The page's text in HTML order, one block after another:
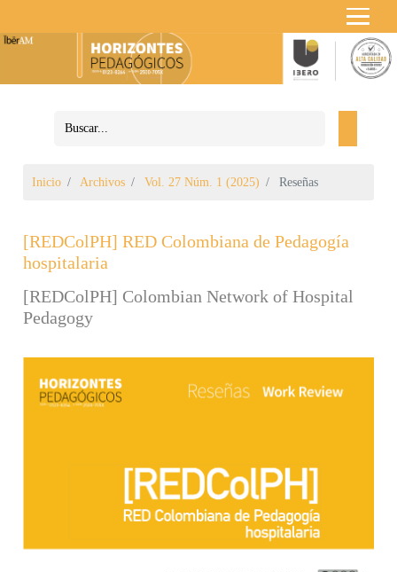
Inicio Archivos Vol. 27 Núm. 1 (2025) Reseñas
[REDColPH] RED Colombiana de Pedagogía
hospitalaria
[REDColPH] Colombian Network of Hospital
Pedagogy
Barra lateral del artículo